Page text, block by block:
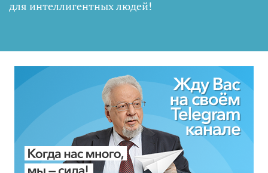
для интеллигентных людей!